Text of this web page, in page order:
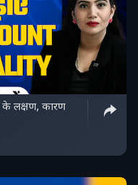
लक्षण, कारण